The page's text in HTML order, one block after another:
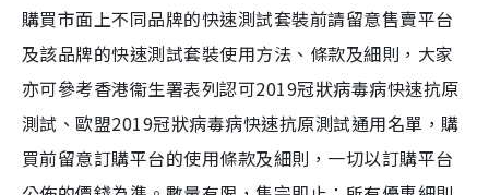
購買市面上不同品牌的快速測試套裝前請留意售賣平台
及該品牌的快速測試套裝使用方法、條款及細則，大家
亦可參考香港衞生署表列認可2019冠狀病毒病快速抗原
測試、歐盟2019冠狀病毒病快速抗原測試通用名單，購
買前留意訂購平台的使用條款及細則，一切以訂購平台